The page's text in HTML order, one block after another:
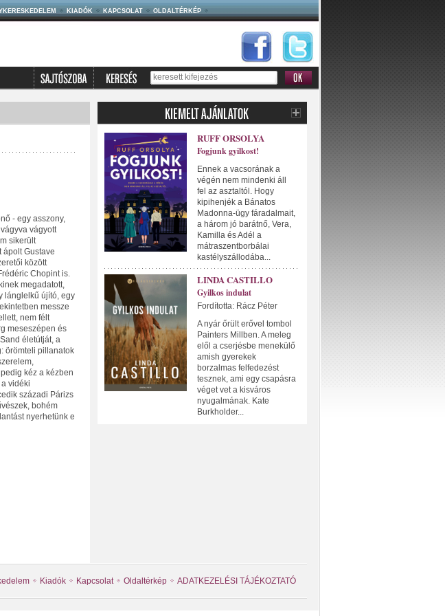
KIADÓK KAPCSOLAT OLDALTÉRKÉP
- egy asszony,
vágyott
sikerült
ápolt Gustave
között
Chopint is.
megadatott,
lánglelkű újító, egy
messze
nem félt
meseszépen és
életútját, a
örömteli pillanatok
kéz a kézben
vidéki
századi Párizs
bohém
nyerhetünk e
RUFF ORSOLYA
Fogjunk gyilkost!
Ennek a vacsorának a
végén nem mindenki áll
fel az asztaltól. Hogy
kipihenjék a Bánatos
Madonna-ügy fáradalmait,
a három jó barátnő, Vera,
Kamilla és Adél a
mátraszentborbálai
kastélyszállodába...
LINDA CASTILLO
Gyilkos indulat
Fordította: Rácz Péter
A nyár őrült erővel tombol
Painters Millben. A meleg
elől a cserjésbe menekülő
amish gyerekek
borzalmas felfedezést
tesznek, ami egy csapásra
véget vet a kisváros
nyugalmának. Kate
Burkholder...
Kiadók Kapcsolat Oldaltérkép ADATKEZELÉSI TÁJÉKOZTATÓ